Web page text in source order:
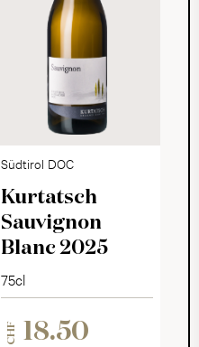
Südtirol DOC
Kurtatsch
Sauvignon
Blanc 2025
75cl
CHF 18.50